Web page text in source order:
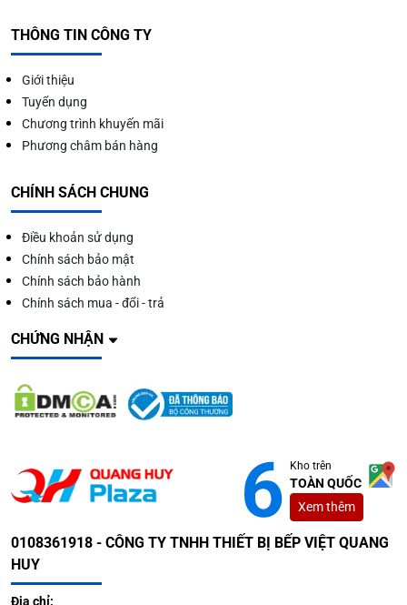
THÔNG TIN CÔNG TY
Giới thiệu
Tuyển dụng
Chương trình khuyến mãi
Phương châm bán hàng
CHÍNH SÁCH CHUNG
Điều khoản sử dụng
Chính sách bảo mật
Chính sách bảo hành
Chính sách mua - đổi - trả
CHỨNG NHẬN
Kho trên
TOÀN QUỐC
Xem thêm
0108361918 - CÔNG TY TNHH THIẾT BỊ BẾP VIỆT QUANG
HUY
Địa chỉ: